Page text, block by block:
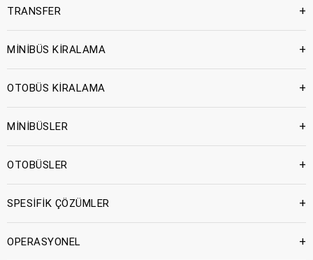
TRANSFER +
MİNİBÜS KİRALAMA +
OTOBÜS KİRALAMA +
MİNİBÜSLER +
OTOBÜSLER +
SPESİFİK ÇÖZÜMLER +
OPERASYONEL +